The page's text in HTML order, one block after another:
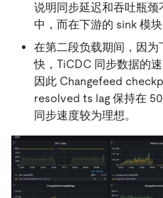
说明同步延迟和吞吐瓶
中，而在下游的 sink 模块
在第二段负载期间，因
快，TiCDC 同步数据的
因此 Changefeed
resolved ts lag 保持在
同步速度较为理想。